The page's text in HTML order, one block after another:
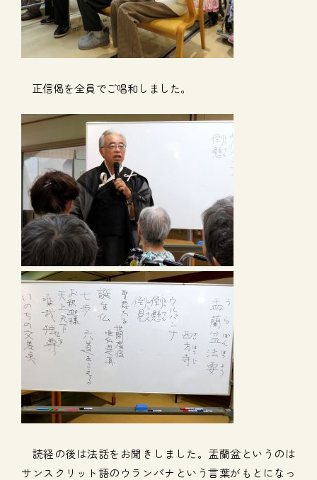
正信偈を全員でご唱和しました。
読経の後は法話をお聞きしました。盂蘭盆というのは
サンスクリット語のウランバナという言葉がもとになっ